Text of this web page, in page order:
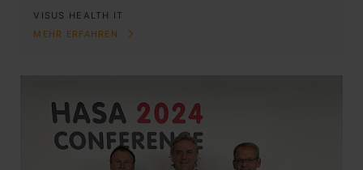
VISUS HEALTH IT
MEHR ERFAHREN